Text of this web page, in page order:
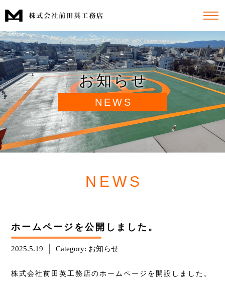
お知らせ
NEWS
NEWS
ホームページを公開しました。
2025.5.19 Category: お知らせ
株式会社前田英工務店のホームページを開設しました。